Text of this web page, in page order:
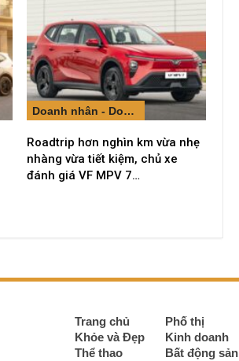
Doanh nhân - Doanh nghiệp
Roadtrip hơn nghìn km vừa nhẹ
nhàng vừa tiết kiệm, chủ xe
đánh giá VF MPV 7…
Trang chủ Phố thị
Khỏe và Đẹp
Kinh doanh
Thể thao
Bất động sản